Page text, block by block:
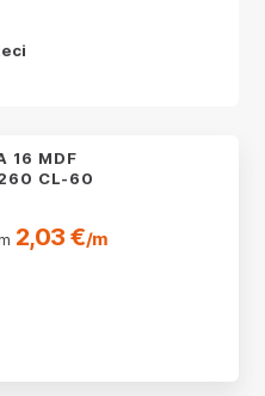
16 MDF
CL-60
2,03 €/m